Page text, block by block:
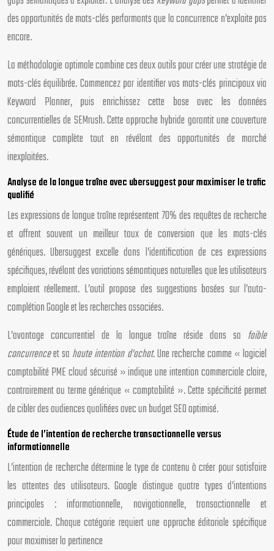
des opportunités de mots-clés performants que la concurrence n’exploite pas
encore.
La méthodologie optimale combine ces deux outils pour créer une stratégie de
mots-clés équilibrée. Commencez par identifier vos mots-clés principaux via
Keyword Planner, puis enrichissez cette base avec les données
concurrentielles de SEMrush. Cette approche hybride garantit une couverture
sémantique complète tout en révélant des opportunités de marché
inexploitées.
Analyse de la longue traîne avec ubersuggest pour maximiser le trafic
qualifié
Les expressions de longue traîne représentent 70% des requêtes de recherche
et offrent souvent un meilleur taux de conversion que les mots-clés
génériques. Ubersuggest excelle dans l’identification de ces expressions
spécifiques, révélant des variations sémantiques naturelles que les utilisateurs
emploient réellement. L’outil propose des suggestions basées sur l’auto-
complétion Google et les recherches associées.
L’avantage concurrentiel de la longue traîne réside dans sa faible
concurrenceet sa haute intention d’achat. Une recherche comme « logiciel
comptabilité PME cloud sécurisé » indique une intention commerciale claire,
contrairement au terme générique « comptabilité ». Cette spécificité permet
de cibler des audiences qualifiées avec un budget SEO optimisé.
Étude de l’intention de recherche transactionnelle versus
informationnelle
L’intention de recherche détermine le type de contenu à créer pour satisfaire
les attentes des utilisateurs. Google distingue quatre types d’intentions
principales : informationnelle, navigationnelle, transactionnelle et
commerciale. Chaque catégorie requiert une approche éditoriale spécifique
pour maximiser la pertinence